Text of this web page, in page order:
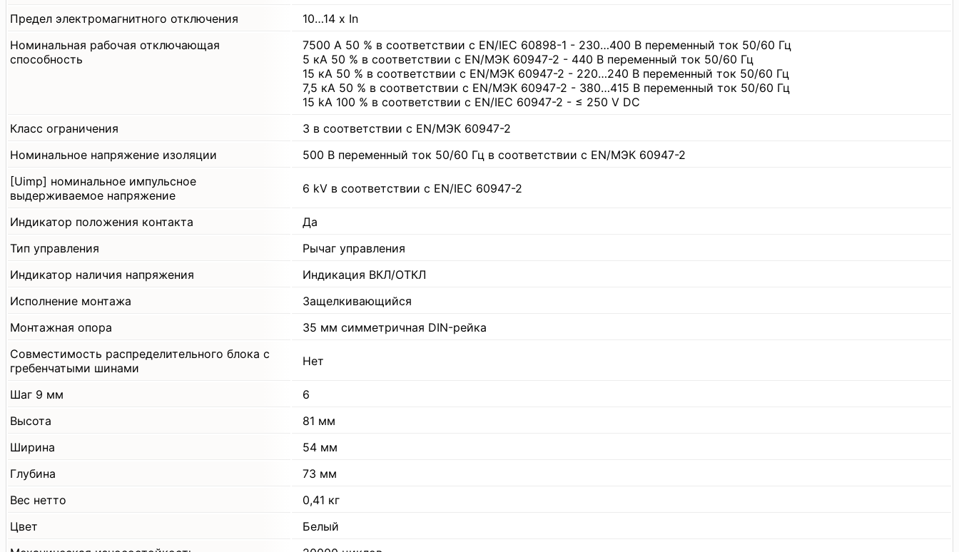
Предел электромагнитного отключения
10…14 x In
Номинальная рабочая отключающая
способность
7500 А 50 % в соответствии с EN/IEC 60898-1 - 230…400 В переменный ток 50/60 Гц
5 кА 50 % в соответствии с EN/МЭК 60947-2 - 440 В переменный ток 50/60 Гц
15 кА 50 % в соответствии с EN/МЭК 60947-2 - 220…240 В переменный ток 50/60 Гц
7,5 кА 50 % в соответствии с EN/МЭК 60947-2 - 380…415 В переменный ток 50/60 Гц
15 kA 100 % в соответствии с EN/IEC 60947-2 - ≤ 250 V DC
Класс ограничения
3 в соответствии с EN/МЭК 60947-2
Номинальное напряжение изоляции
500 В переменный ток 50/60 Гц в соответствии с EN/МЭК 60947-2
[Uimp] номинальное импульсное
выдерживаемое напряжение
6 kV в соответствии с EN/IEC 60947-2
Индикатор положения контакта
Да
Тип управления
Рычаг управления
Индикатор наличия напряжения
Индикация ВКЛ/ОТКЛ
Исполнение монтажа
Защелкивающийся
Монтажная опора
35 мм симметричная DIN-рейка
Совместимость распределительного блока с
гребенчатыми шинами
Нет
Шаг 9 мм
6
Высота
81 мм
Ширина
54 мм
Глубина
73 мм
Вес нетто
0,41 кг
Цвет
Белый